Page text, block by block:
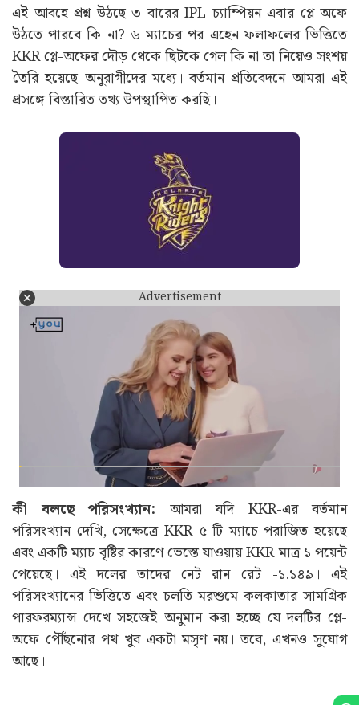
এই আবহে প্রশ্ন উঠছে ৩ বারের IPL চ্যাম্পিয়ন এবার প্লে-অফে
উঠতে পারবে কি না? ৬ ম্যাচের পর এহেন ফলাফলের ভিত্তিতে
KKR প্লে-অফের দৌড় থেকে ছিটকে গেল কি না তা নিয়েও সংশয়
তৈরি হয়েছে অনুরাগীদের মধ্যে। বর্তমান প্রতিবেদনে আমরা এই
প্রসঙ্গে বিস্তারিত তথ্য উপস্থাপিত করছি।
Advertisement
কী বলছে পরিসংখ্যান: আমরা যদি KKR-এর বর্তমান
পরিসংখ্যান দেখি, সেক্ষেত্রে KKR ৫ টি ম্যাচে পরাজিত হয়েছে
এবং একটি ম্যাচ বৃষ্টির কারণে ভেস্তে যাওয়ায় KKR মাত্র ১ পয়েন্ট
পেয়েছে। এই দলের তাদের নেট রান রেট -১.১৪৯। এই
পরিসংখ্যানের ভিত্তিতে এবং চলতি মরশুমে কলকাতার সামগ্রিক
পারফরম্যান্স দেখে সহজেই অনুমান করা হচ্ছে যে দলটির প্লে-
অফে পৌঁছনোর পথ খুব একটা মসৃণ নয়। তবে, এখনও সুযোগ
আছে।